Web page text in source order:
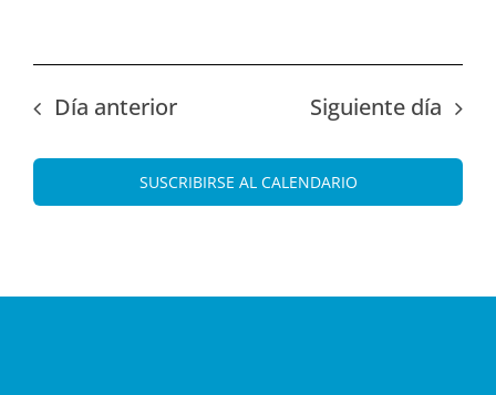
Día anterior Siguiente día
SUSCRIBIRSE AL CALENDARIO